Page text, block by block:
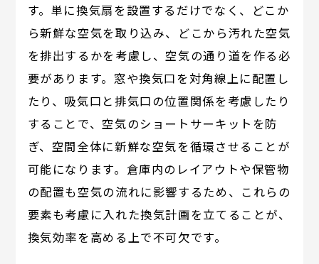
す。単に換気扇を設置するだけでなく、どこか
ら新鮮な空気を取り込み、どこから汚れた空気
を排出するかを考慮し、空気の通り道を作る必
要があります。窓や換気口を対角線上に配置し
たり、吸気口と排気口の位置関係を考慮したり
することで、空気のショートサーキットを防
ぎ、空間全体に新鮮な空気を循環させることが
可能になります。倉庫内のレイアウトや保管物
の配置も空気の流れに影響するため、これらの
要素も考慮に入れた換気計画を立てることが、
換気効率を高める上で不可欠です。